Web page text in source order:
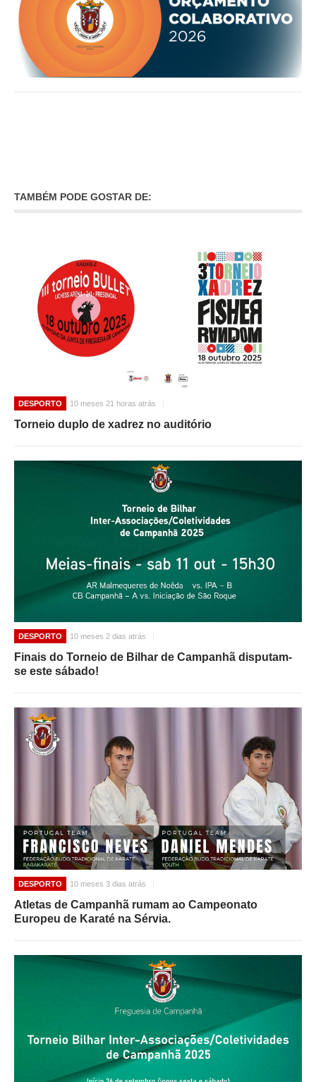
TAMBÉM PODE GOSTAR DE:
DESPORTO 10 meses 21 horas atrás
Torneio duplo de xadrez no auditório
DESPORTO 10 meses 2 dias atrás
Finais do Torneio de Bilhar de Campanhã disputam-
se este sábado!
DESPORTO 10 meses 3 dias atrás
Atletas de Campanhã rumam ao Campeonato
Europeu de Karaté na Sérvia.